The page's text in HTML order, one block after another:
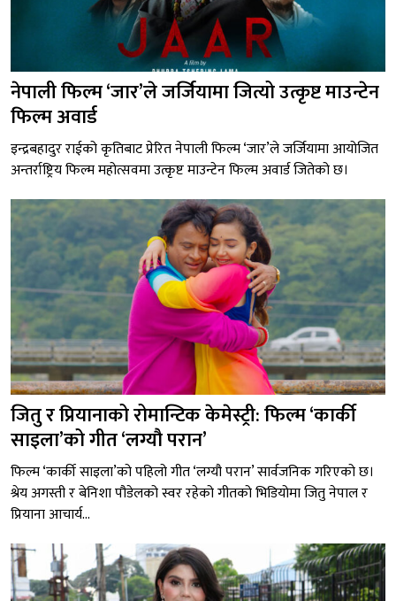
नेपाली फिल्म ‘जार’ले जर्जियामा जित्यो उत्कृष्ट माउन्टेन
फिल्म अवार्ड
इन्द्रबहादुर राईको कृतिबाट प्रेरित नेपाली फिल्म ‘जार’ले जर्जियामा आयोजित
अन्तर्राष्ट्रिय फिल्म महोत्सवमा उत्कृष्ट माउन्टेन फिल्म अवार्ड जितेको छ।
जितु र प्रियानाको रोमान्टिक केमेस्ट्री: फिल्म ‘कार्की
साइला’को गीत ‘लग्यौ परान’
फिल्म ‘कार्की साइला’को पहिलो गीत ‘लग्यौ परान’ सार्वजनिक गरिएको छ।
श्रेय अगस्ती र बेनिशा पौडेलको स्वर रहेको गीतको भिडियोमा जितु नेपाल र
प्रियाना आचार्य...